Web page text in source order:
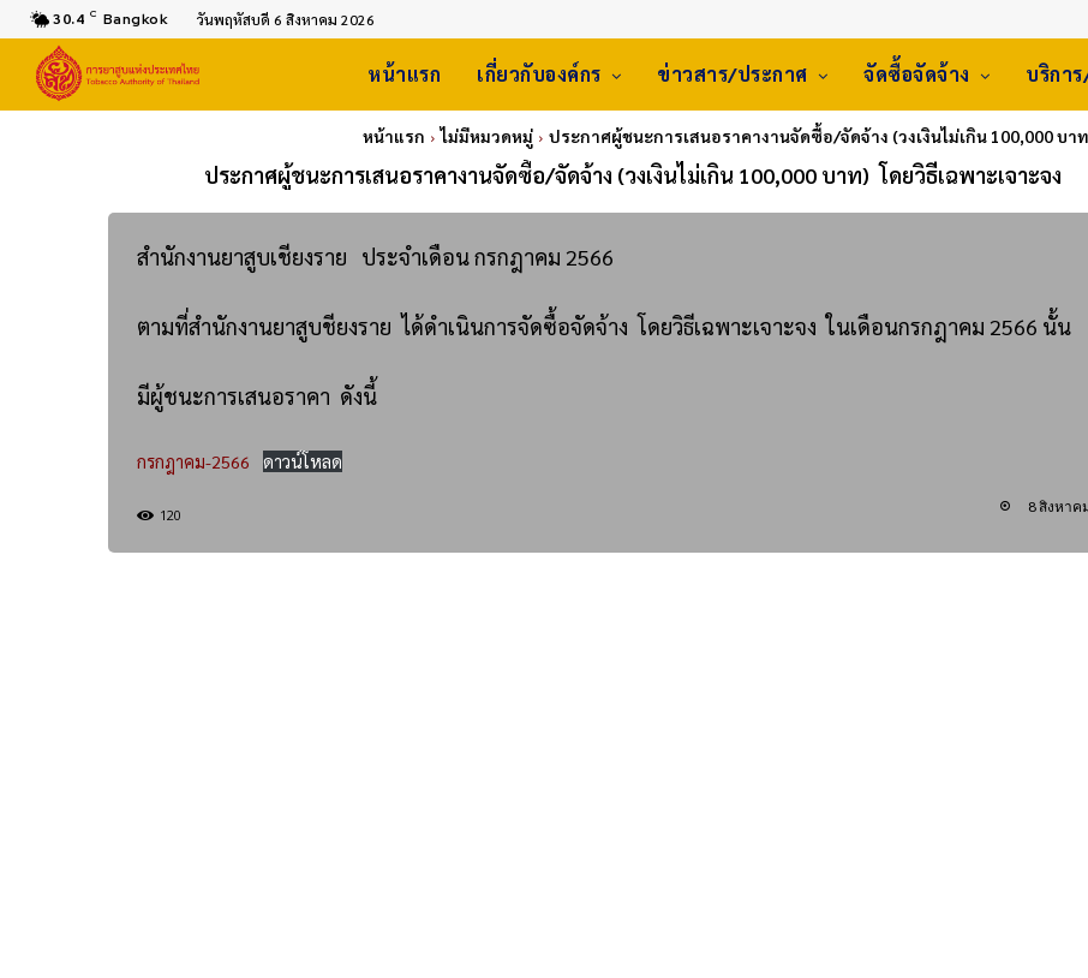
30.4 C Bangkok วันพฤหัสบดี 6 สิงหาคม 2026
หน้าแรก เกี่ยวกับองค์กร ข่าวสาร/ประกาศ จัดซื้อจัดจ้าง บริกา
หน้าแรก ไม่มีหมวดหมู่ ประกาศผู้ชนะการเสนอราคางานจัดซื้อ/จัดจ้าง (วงเงินไม่เกิน 100,000 บา
ประกาศผู้ชนะการเสนอราคางานจัดซื้อ/จัดจ้าง (วงเงินไม่เกิน 100,000 บาท) โดยวิธีเฉพาะเจาะจง
สำนักงานยาสูบเชียงราย ประจำเดือน กรกฎาคม 2566
ตามที่สำนักงานยาสูบชียงราย ได้ดำเนินการจัดซื้อจัดจ้าง โดยวิธีเฉพาะเจาะจง ในเดือนกรกฎาคม 2566 นั้น
มีผู้ชนะการเสนอราคา ดังนี้
กรกฎาคม-2566 ดาวน์โหลด
120 8 สิงหาค